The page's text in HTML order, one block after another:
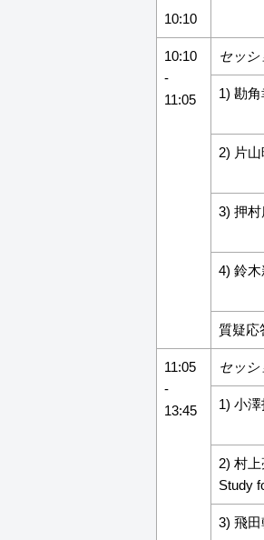
10:10
10:10
-
11:05
セッシ
1) 勘
2) 片
3) 押
4) 鈴
質疑応
11:05
-
13:45
セッ
1) 小
2) 村
Study
3) 飛